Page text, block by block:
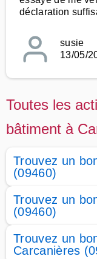
déclaration
susie
13/05/
Toutes les
bâtiment à
Trouvez un
(09460)
Trouvez un
(09460)
Trouvez un
Carcanières